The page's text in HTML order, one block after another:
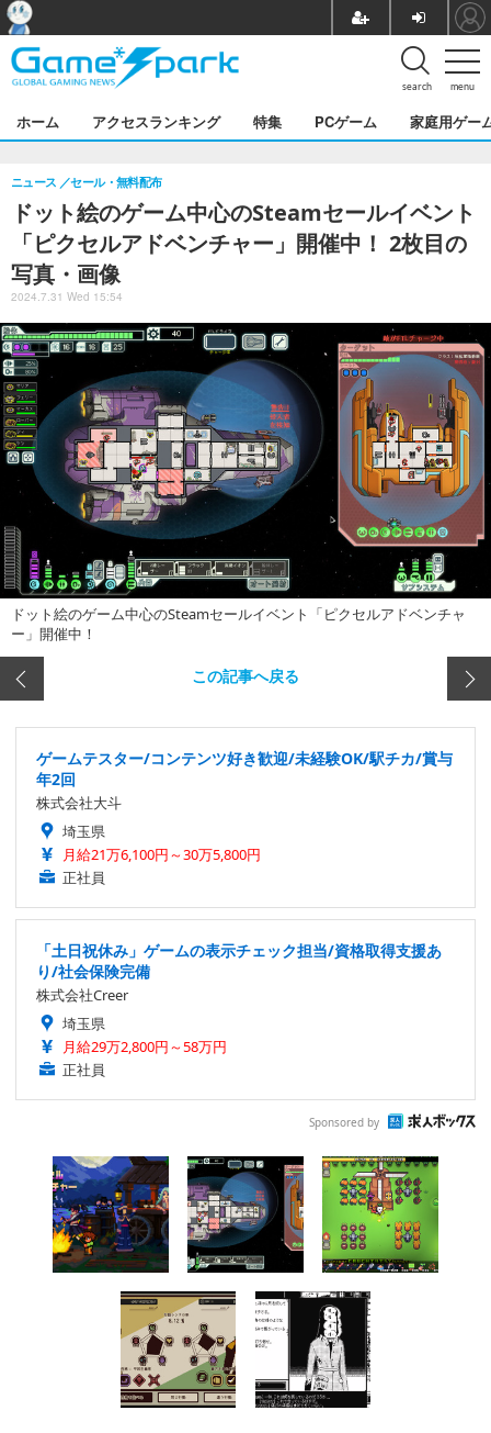
menu
search
ホーム アクセスランキング 特集 PCゲーム 家庭用ゲー
ドット絵のゲーム中心のSteamセールイベント
「ピクセルアドベンチャー」開催中！ 2枚目の
写真・画像
ニュース セール・無料配布
2024.7.31 Wed 15:54
ドット絵のゲーム中心のSteamセールイベント「ピクセルアドベンチャ
ー」開催中！
この記事へ戻る
ゲームテスター/コンテンツ好き歓迎/未経験OK/駅チカ/賞与
年2回
株式会社大斗
埼玉県
月給21万6,100円～30万5,800円
正社員
「土日祝休み」ゲームの表示チェック担当/資格取得支援あ
り/社会保険完備
株式会社Creer
埼玉県
月給29万2,800円～58万円
正社員
Sponsored by